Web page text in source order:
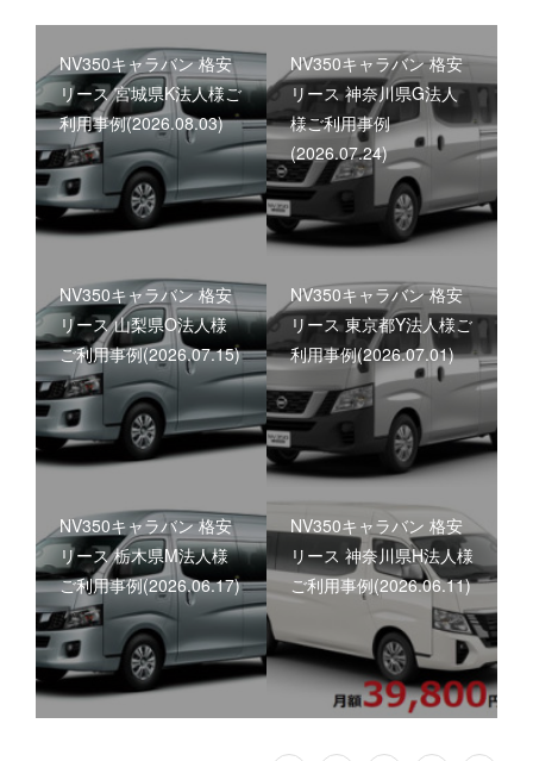
NV350キャラバン 格安
リース 宮城県K法人様ご
利用事例(2026.08.03)
NV350キャラバン 格安
リース 神奈川県G法人
様ご利用事例
(2026.07.24)
NV350キャラバン 格安
リース 山梨県O法人様
ご利用事例(2026.07.15)
NV350キャラバン 格安
リース 東京都Y法人様ご
利用事例(2026.07.01)
NV350キャラバン 格安
リース 栃木県M法人様
ご利用事例(2026.06.17)
NV350キャラバン 格安
リース 神奈川県H法人様
ご利用事例(2026.06.11)